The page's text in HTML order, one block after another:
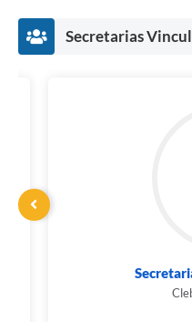
Secretarias
Secretaria